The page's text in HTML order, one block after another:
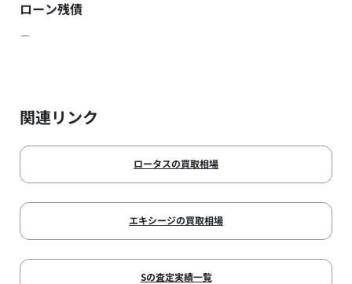
ローン残債
－
関連リンク
ロータスの買取相場
エキシージの買取相場
Sの査定実績一覧